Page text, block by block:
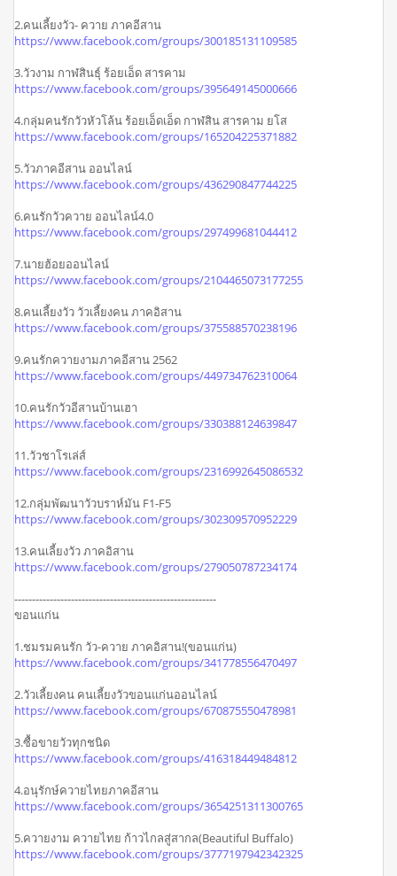
2.คนเลี้ยงวัว- ควาย ภาคอีสาน
https://www.facebook.com/groups/300185131109585
3.วัวงาม กาฬสินธุ์ ร้อยเอ็ด สารคาม
https://www.facebook.com/groups/395649145000666
4.กลุ่มคนรักวัวหัวโล้น ร้อยเอ็ดเอ็ด กาฬสิน สารคาม ยโส
https://www.facebook.com/groups/165204225371882
5.วัวภาคอีสาน ออนไลน์
https://www.facebook.com/groups/436290847744225
6.คนรักวัวควาย ออนไลน์4.0
https://www.facebook.com/groups/297499681044412
7.นายฮ้อยออนไลน์
https://www.facebook.com/groups/2104465073177255
8.คนเลี้ยงวัว วัวเลี้ยงคน ภาคอิสาน
https://www.facebook.com/groups/375588570238196
9.คนรักควายงามภาคอีสาน 2562
https://www.facebook.com/groups/449734762310064
10.คนรักวัวอีสานบ้านเฮา
https://www.facebook.com/groups/330388124639847
11.วัวชาโรเล่ส์
https://www.facebook.com/groups/2316992645086532
12.กลุ่มพัฒนาวัวบราห์มัน F1-F5
https://www.facebook.com/groups/302309570952229
13.คนเลี้ยงวัว ภาคอิสาน
https://www.facebook.com/groups/279050787234174
---------------------------------------------------------
ขอนแก่น
1.ชมรมคนรัก วัว-ควาย ภาคอิสาน!(ขอนแก่น)
https://www.facebook.com/groups/341778556470497
2.วัวเลี้ยงคน คนเลี้ยงวัวขอนแก่นออนไลน์
https://www.facebook.com/groups/670875550478981
3.ซื้อขายวัวทุกชนิด
https://www.facebook.com/groups/416318449484812
4.อนุรักษ์ควายไทยภาคอีสาน
https://www.facebook.com/groups/3654251311300765
5.ควายงาม ควายไทย ก้าวไกลสู่สากล(Beautiful Buffalo)
https://www.facebook.com/groups/3777197942342325